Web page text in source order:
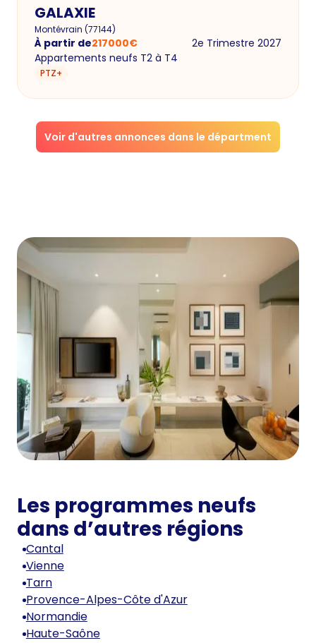
GALAXIE
Montévrain (77144)
À partir de217000€
2e Trimestre 2027
Appartements neufs T2 à T4
PTZ+
Voir d'autres annonces dans le départment
Les programmes neufs
dans d’autres régions
Cantal
Vienne
Tarn
Provence-Alpes-Côte d'Azur
Normandie
Haute-Saône